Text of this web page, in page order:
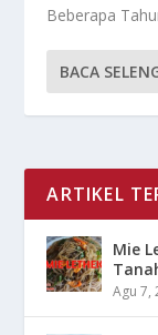
Beberapa
BACA
ARTIKEL
Mie
Agu 7,